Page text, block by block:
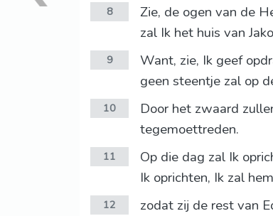
8
Zie, de ogen van de
zal Ik het huis van
9
Want, zie, Ik geef
geen steentje zal op
10
Door het zwaard
tegemoettreden.
11
Op die dag zal Ik
Ik oprichten, Ik zal
12
zodat zij de rest van